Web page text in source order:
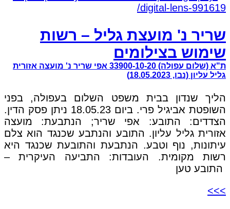
שריר נ' מועצת גליל – רשות
שימוש בצילומים
ת"א (שלום עפולה) 33900-10-20 אפי שריר נ' מועצה אזורית
גליל עליון (נבו, 18.05.2023)
הליך שנדון בבית משפט השלום בעפולה, בפני
השופטת אביגיל פרי. ביום 18.05.23 ניתן פסק הדין.
הצדדים: התובע: אפי שריר; הנתבעת: מועצה
אזורית גליל עליון. התובע והנתבע שכנגד הוא צלם
עיתונות, נוף וטבע. הנתבעת והתובעת שכנגד היא
רשות מקומית. העובדות: התביעה העיקרית –
התובע טען
>>>